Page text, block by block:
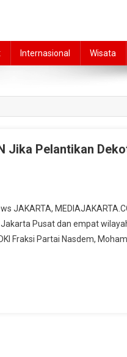
Internasional Wisata
Jika Pelantikan
JAKARTA,
Pusat dan empat
Fraksi Partai Nasdem,